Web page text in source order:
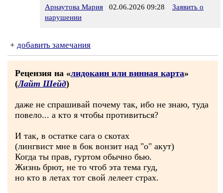
Арнаутова Мария 02.06.2026 09:28
Заявить о
нарушении
+ добавить замечания
Рецензия на «лидокаин или винная карта»
(Лайт Шейд)
даже не спрашивай почему так, ибо не знаю, туда
повело... а кто я чтобы противиться?
И так, в остатке сага о скотах
(лингвист мне в бок вонзит над "о" акут)
Когда ты прав, гуртом обычно бью.
Жизнь брют, не то чтоб эта тема гуд,
но кто в летах тот свой лелеет страх.